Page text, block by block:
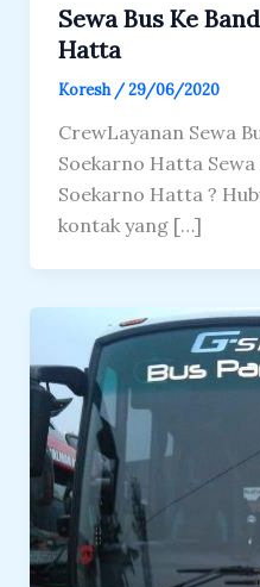
Sewa Bus Ke
Hatta
Koresh /29/06/2020
CrewLayanan Sewa
Soekarno Hatta Sewa
Soekarno Hatta ?
kontak yang […]